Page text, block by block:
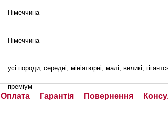
Німеччина
Німеччина
усі породи, середні, мініатюрні, малі, великі,
преміум
Оплата Гарантія Повернення